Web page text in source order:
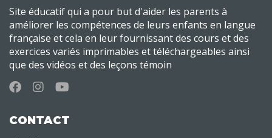
Site éducatif qui a pour but d'aider les parents à
améliorer les compétences de leurs enfants en langue
française et cela en leur fournissant des cours et des
exercices variés imprimables et téléchargeables ainsi
que des vidéos et des leçons témoin
CONTACT